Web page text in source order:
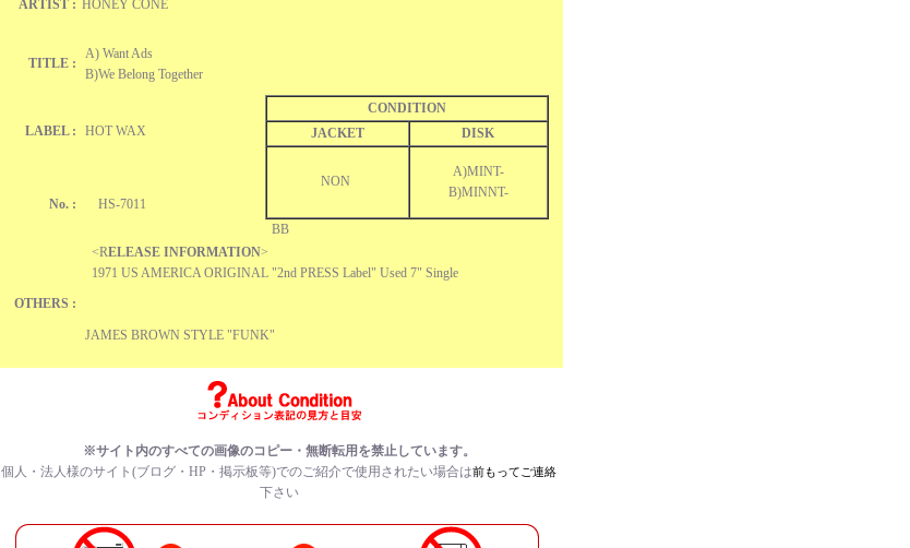
ARTIST : HONEY CONE
TITLE :
A) Want Ads
B)We Belong Together
LABEL : HOT WAX
CONDITION
JACKET
DISK
NON
A)MINT-
B)MINNT-
BB
No. : HS-7011
OTHERS :
<RELEASE INFORMATION>
1971 US AMERICA ORIGINAL "2nd PRESS Label" Used 7" Single
JAMES BROWN STYLE "FUNK"
※サイト内のすべての画像のコピー・無断転用を禁止しています。
個人・法人様のサイト(ブログ・HP・掲示板等)でのご紹介で使用されたい場合は前もってご連絡
下さい